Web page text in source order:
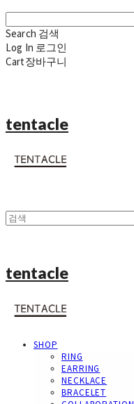
Search 검색
Log In 로그인
Cart장바구니
tentacle
tentacle
SHOP
RING
EARRING
NECKLACE
BRACELET